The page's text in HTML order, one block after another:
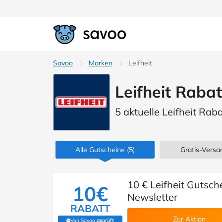
Savoo Marken Leifheit
Leifheit
5 aktuelle Leifheit
Alle Gutscheine (5) Gratis-
10€
RABATT
Von Savoo geprüft
10 € Leifheit
Newsletter
Zur Aktion